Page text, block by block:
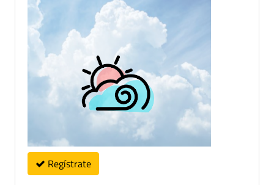
Regístrate